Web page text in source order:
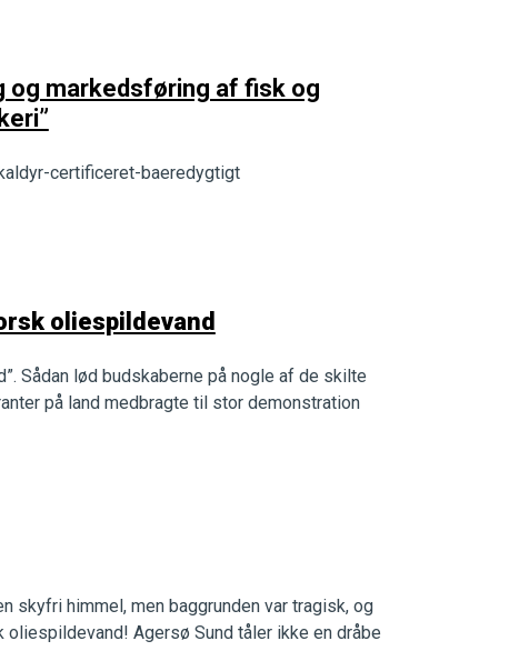
og markedsføring af fisk og
certificeret-baeredygtigt
oliespildevand
Sådan lød budskaberne på nogle af de skilte
på land medbragte til stor demonstration
skyfri himmel, men baggrunden var tragisk, og
Agersø Sund tåler ikke en dråbe